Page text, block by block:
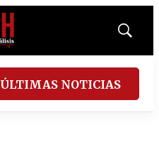
Mostrar
ÚLTIMAS NOTICIAS